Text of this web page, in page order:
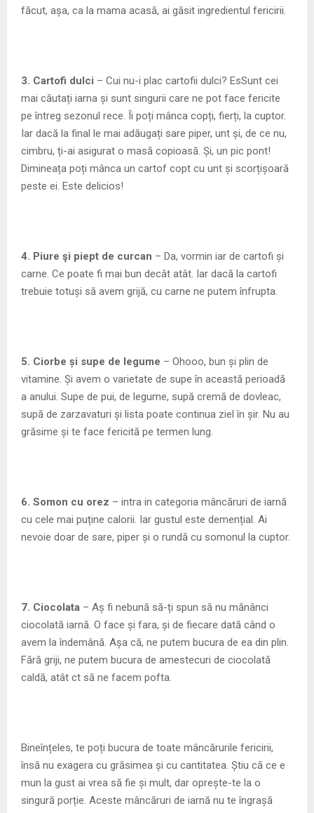
făcut, așa, ca la mama acasă, ai găsit ingredientul fericirii.
3. Cartofi dulci – Cui nu-i plac cartofii dulci? EsSunt cei
mai căutați iarna și sunt singurii care ne pot face fericite
pe întreg sezonul rece. Îi poți mânca copți, fierți, la cuptor.
Iar dacă la final le mai adăugați sare piper, unt și, de ce nu,
cimbru, ți-ai asigurat o masă copioasă. Și, un pic pont!
Dimineața poți mânca un cartof copt cu unt și scorțișoară
peste ei. Este delicios!
4. Piure şi piept de curcan – Da, vormin iar de cartofi și
carne. Ce poate fi mai bun decât atât. Iar dacă la cartofi
trebuie totuși să avem grijă, cu carne ne putem înfrupta.
5. Ciorbe și supe de legume – Ohooo, bun și plin de
vitamine. Și avem o varietate de supe în această perioadă
a anului. Supe de pui, de legume, supă cremă de dovleac,
supă de zarzavaturi și lista poate continua ziel în șir. Nu au
grăsime și te face fericită pe termen lung.
6. Somon cu orez – intra in categoria mâncăruri de iarnă
cu cele mai puține calorii. Iar gustul este demențial. Ai
nevoie doar de sare, piper și o rundă cu somonul la cuptor.
7. Ciocolata – Aș fi nebună să-ți spun să nu mănânci
ciocolată iarnă. O face și fara, și de fiecare dată când o
avem la îndemână. Așa că, ne putem bucura de ea din plin.
Fără griji, ne putem bucura de amestecuri de ciocolată
caldă, atât ct să ne facem pofta.
Bineînțeles, te poți bucura de toate mâncărurile fericirii,
însă nu exagera cu grăsimea și cu cantitatea. Știu că ce e
mun la gust ai vrea să fie și mult, dar oprește-te la o
singură porție. Aceste mâncăruri de iarnă nu te îngrașă